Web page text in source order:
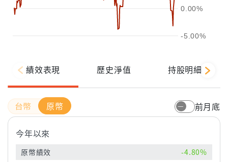
-5.00%
0.00%
績效表現 歷史淨值 持股明細
原幣 前月底
今年以來
原幣績效
-4.80%